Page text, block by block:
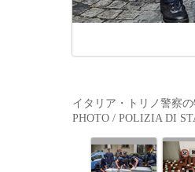
イタリア・トリノ警察
PHOTO / POLIZIA DI